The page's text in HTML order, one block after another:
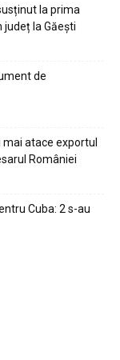
la prima
la Găești
de
atace exportul
României
Cuba: 2 s-au